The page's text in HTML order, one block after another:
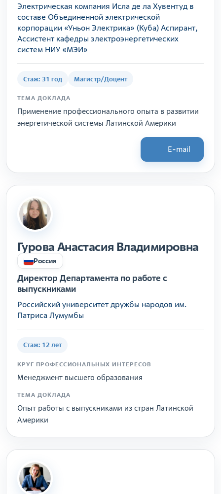
Электрическая компания Исла де ла Хувентуд в
составе Объединенной электрической
корпорации «Уньон Электрика» (Куба) Аспирант,
Ассистент кафедры электроэнергетических
систем НИУ «МЭИ»
Стаж: 31 год Магистр/Доцент
ТЕМА ДОКЛАДА
Применение профессионального опыта в развитии
энергетической системы Латинской Америки
E-mail
Гурова Анастасия Владимировна
Россия
Директор Департамента по работе с
выпускниками
Российский университет дружбы народов им.
Патриса Лумумбы
Стаж: 12 лет
КРУГ ПРОФЕССИОНАЛЬНЫХ ИНТЕРЕСОВ
Менеджмент высшего образования
ТЕМА ДОКЛАДА
Опыт работы с выпускниками из стран Латинской
Америки